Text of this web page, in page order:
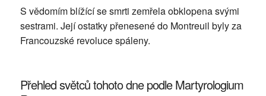
S vědomím blížící se smrti zemřela obklopena svými
sestrami. Její ostatky přenesené do Montreuil byly za
Francouzské revoluce spáleny.
Přehled světců tohoto dne podle Martyrologium